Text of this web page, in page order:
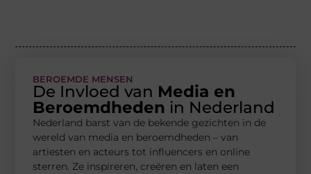
BEROEMDE MENSEN
De Invloed van Media en
Beroemdheden in Nederland
Nederland barst van de bekende gezichten in de
wereld van media en beroemdheden – van
artiesten en acteurs tot influencers en online
sterren. Ze inspireren, creëren en laten een